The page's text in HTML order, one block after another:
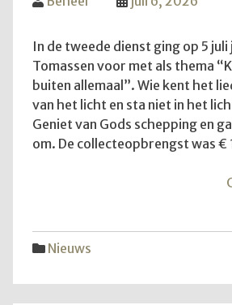
In de tweede dienst ging op 5
Tomassen voor met als thema
buiten allemaal”. Wie kent het
van het licht en sta niet in het
Geniet van Gods schepping en
om. De collecteopbrengst was €
Nieuws